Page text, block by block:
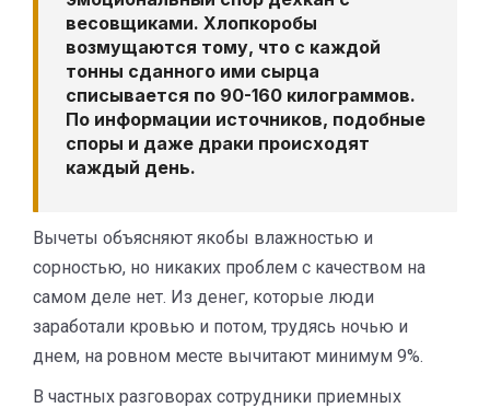
весовщиками. Хлопкоробы
возмущаются тому, что с каждой
тонны сданного ими сырца
списывается по 90-160 килограммов.
По информации источников, подобные
споры и даже драки происходят
каждый день.
Вычеты объясняют якобы влажностью и
сорностью, но никаких проблем с качеством на
самом деле нет. Из денег, которые люди
заработали кровью и потом, трудясь ночью и
днем, на ровном месте вычитают минимум 9%.
В частных разговорах сотрудники приемных